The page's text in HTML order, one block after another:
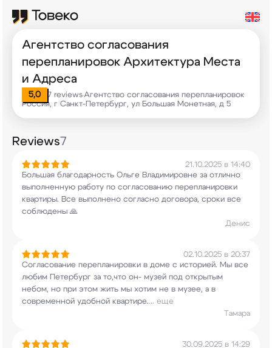
Агентство согласования
перепланировок Архитектура Места
и Адреса
5,0 7 reviews•Агентство согласования перепланировок
Россия, г Санкт-Петербург, ул Большая Монетная, д 5
Reviews7
21.10.2025 в 14:40
Большая благодарность Ольге Владимировне за отлично
выполненную работу по согласованию перепланировки
квартиры. Все выполнено согласно договора, сроки все
соблюдены 🙏
Денис
02.10.2025 в 20:37
Согласование перепланировки в доме с историей. Мы все
любим Петербург за то,что он- музей под открытым
небом, но при этом жить мы хотим не в музее, а в
современной удобной квартире.... еще
Тамара
30.09.2025 в 14:29